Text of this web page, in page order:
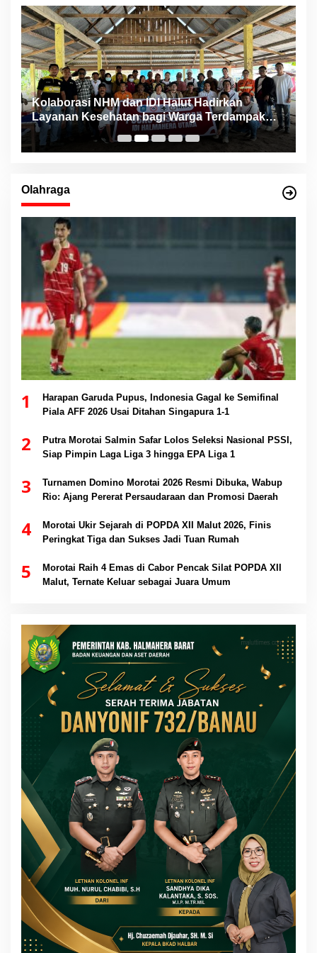
Kolaborasi NHM dan IDI Halut Hadirkan
Layanan Kesehatan bagi Warga Terdampak
Bencana Kao Barat
Olahraga
1
Harapan Garuda Pupus, Indonesia Gagal ke Semifinal
Piala AFF 2026 Usai Ditahan Singapura 1-1
2
Putra Morotai Salmin Safar Lolos Seleksi Nasional PSSI,
Siap Pimpin Laga Liga 3 hingga EPA Liga 1
3
Turnamen Domino Morotai 2026 Resmi Dibuka, Wabup
Rio: Ajang Pererat Persaudaraan dan Promosi Daerah
4
Morotai Ukir Sejarah di POPDA XII Malut 2026, Finis
Peringkat Tiga dan Sukses Jadi Tuan Rumah
5
Morotai Raih 4 Emas di Cabor Pencak Silat POPDA XII
Malut, Ternate Keluar sebagai Juara Umum